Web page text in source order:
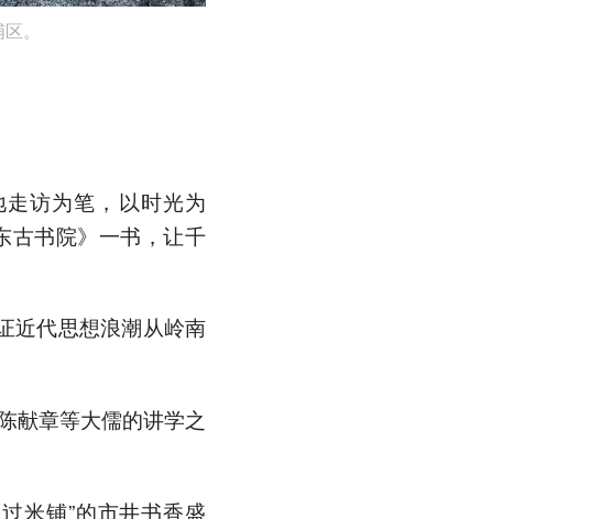
。
访为笔，以时光为
古书院》一书，让千
近代思想浪潮从岭南
献章等大儒的讲学之
米铺”的市井书香盛